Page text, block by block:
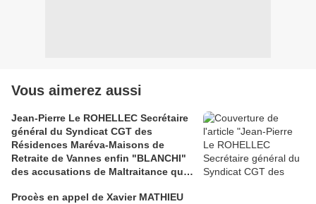
Vous aimerez aussi
Jean-Pierre Le ROHELLEC Secrétaire
général du Syndicat CGT des
Résidences Maréva-Maisons de
Retraite de Vannes enfin "BLANCHI"
des accusations de Maltraitance qui
Procès en appel de Xavier MATHIEU